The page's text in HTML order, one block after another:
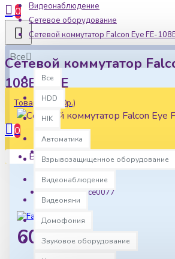
0
Все
Все
HDD
HIK
Автоматика
Взрывозащищенное оборудование
Видеонаблюдение
Видеоняни
Домофония
Звуковое оборудование
Товаров: 0 (0р.)
0
Ваша корзина пуста!
Видеонаблюдение
Сетевое оборудование
Сетевой коммутатор Falcon Eye FE-
Сетевой коммутатор
108E-POE
6046р.
Наличие:
В наличии
flce0077